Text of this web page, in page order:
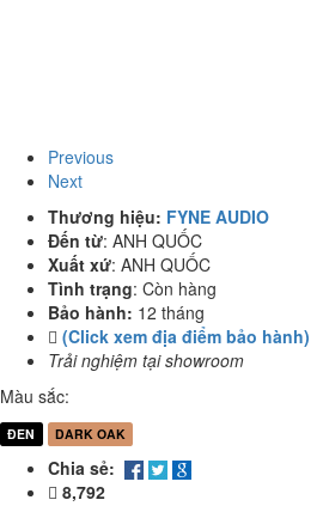
Previous
Next
Thương hiệu: FYNE AUDIO
Đến từ: ANH QUỐC
Xuất xứ: ANH QUỐC
Tình trạng: Còn hàng
Bảo hành: 12 tháng
(Click xem địa điểm bảo hành)
Trải nghiệm tại showroom
Màu sắc:
ĐEN DARK OAK
Chia sẻ:
8,792